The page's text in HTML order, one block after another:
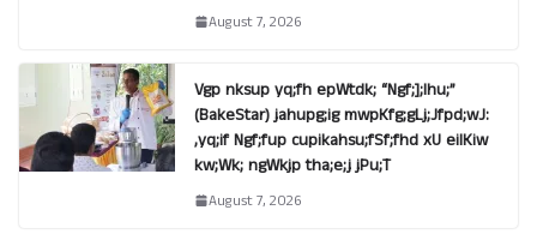
August 7, 2026
Vgp nksup yq;fh epWtdk; “Ngf;];lhu;”
(BakeStar) jahupg;ig mwpKfg;gLj;Jfpd;wJ:
,yq;if Ngf;fup cupikahsu;fSf;fhd xU eilKiw
kw;Wk; ngWkjp tha;e;j jPu;T
August 7, 2026